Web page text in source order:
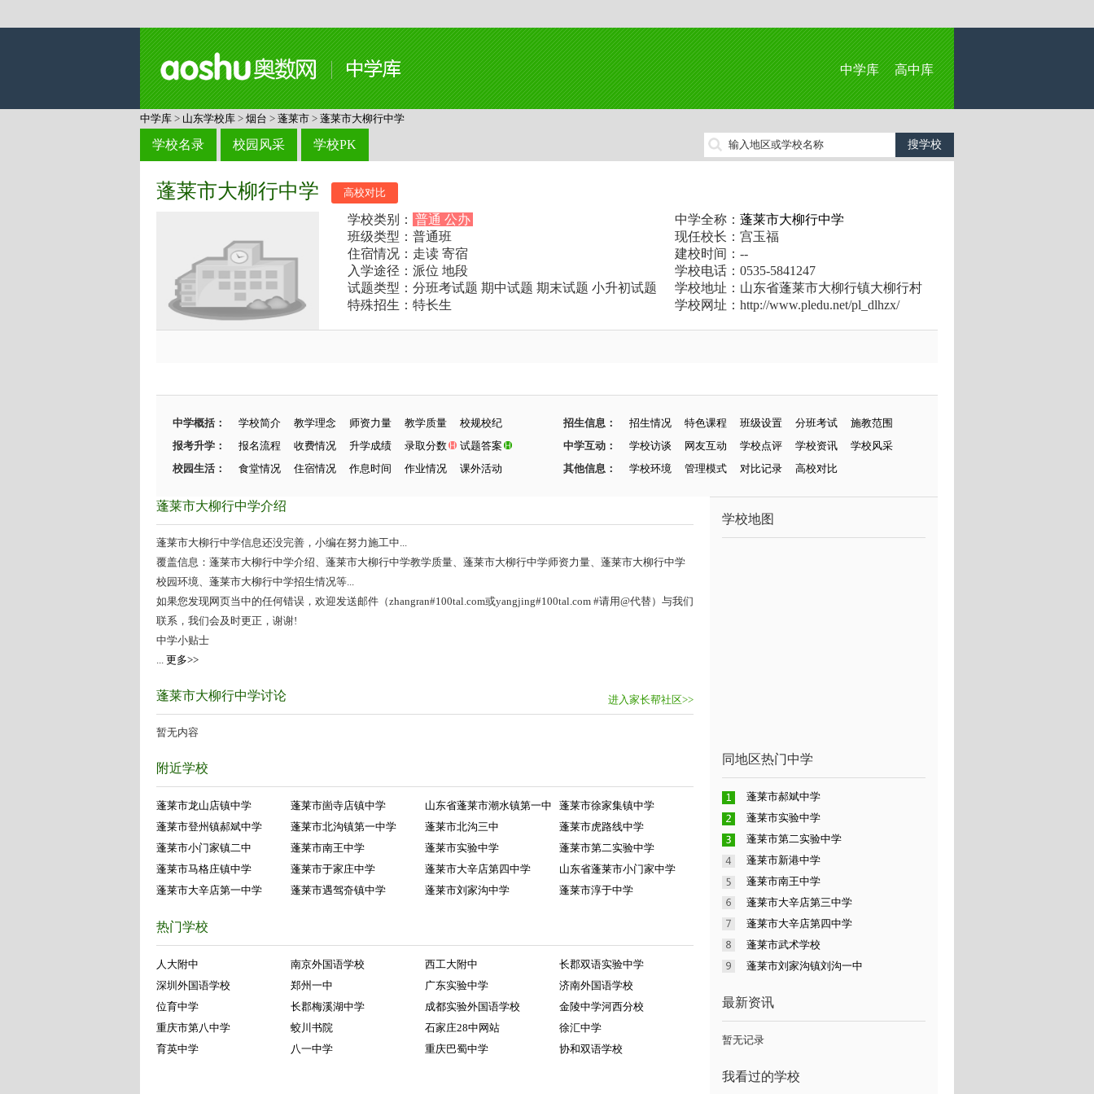
中学库 高中库
中学库 > 山东学校库 > 烟台 > 蓬莱市 > 蓬莱市大柳行中学
学校名录 校园风采 学校PK
蓬莱市大柳行中学 高校对比
学校类别： 普通 公办 中学全称： 蓬莱市大柳行中学
班级类型：普通班
现任校长：宫玉福
住宿情况：走读 寄宿
建校时间：--
入学途径：派位 地段
学校电话：0535-5841247
试题类型：分班考试题 期中试题 期末试题 小升初试题
学校地址：山东省蓬莱市大柳行镇大柳行村
特殊招生：特长生
学校网址：http://www.pledu.net/pl_dlhzx/
中学概括： 学校简介 教学理念 师资力量 教学质量 校规校纪 招生信息： 招生情况 特色课程 班级设置 分班考试
施教范围
报考升学：
报名流程 收费情况 升学成绩 录取分数 试题答案 中学互动： 学校访谈 网友互动 学校点评 学校资讯
学校风采
校园生活：
食堂情况 住宿情况 作息时间 作业情况 课外活动 其他信息： 学校环境 管理模式 对比记录 高校对比
蓬莱市大柳行中学介绍
蓬莱市大柳行中学信息还没完善，小编在努力施工中...
覆盖信息：蓬莱市大柳行中学介绍、蓬莱市大柳行中学教学质量、蓬莱市大柳行中学师资力量、蓬莱市大柳行中学
校园环境、蓬莱市大柳行中学招生情况等...
如果您发现网页当中的任何错误，欢迎发送邮件（zhangran#100tal.com或yangjing#100tal.com #请用@代替）与我们
联系，我们会及时更正，谢谢!
中学小贴士
... 更多>>
进入家长帮社区>>
蓬莱市大柳行中学讨论
暂无内容
附近学校
蓬莱市龙山店镇中学 蓬莱市崮寺店镇中学 山东省蓬莱市潮水镇第一中
蓬莱市徐家集镇中学
蓬莱市登州镇郝斌中学
蓬莱市北沟镇第一中学 蓬莱市北沟三中
蓬莱市虎路线中学
蓬莱市小门家镇二中
蓬莱市南王中学 蓬莱市实验中学
蓬莱市第二实验中学
蓬莱市马格庄镇中学
蓬莱市于家庄中学 蓬莱市大辛店第四中学
山东省蓬莱市小门家中学
蓬莱市大辛店第一中学
蓬莱市遇驾夼镇中学 蓬莱市刘家沟中学 蓬莱市淳于中学
热门学校
人大附中 南京外国语学校 西工大附中
长郡双语实验中学
深圳外国语学校
郑州一中 广东实验中学
济南外国语学校
位育中学
长郡梅溪湖中学 成都实验外国语学校
金陵中学河西分校
重庆市第八中学
蛟川书院 石家庄28中网站
徐汇中学
育英中学
八一中学 重庆巴蜀中学 协和双语学校
学校地图
同地区热门中学
蓬莱市郝斌中学
蓬莱市实验中学
蓬莱市第二实验中学
蓬莱市新港中学
蓬莱市南王中学
蓬莱市大辛店第三中学
蓬莱市大辛店第四中学
蓬莱市武术学校
蓬莱市刘家沟镇刘沟一中
最新资讯
暂无记录
我看过的学校